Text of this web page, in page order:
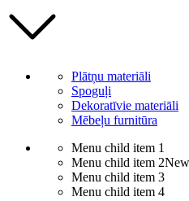
Plātņu materiāli
Spoguļi
Dekoratīvie materiāli
Mēbeļu furnitūra
Menu child item 1
Menu child item 2New
Menu child item 3
Menu child item 4